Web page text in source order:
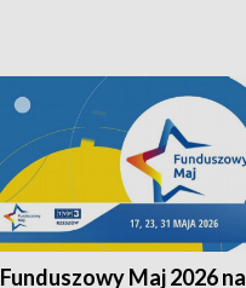
Funduszowy Maj 2026 na